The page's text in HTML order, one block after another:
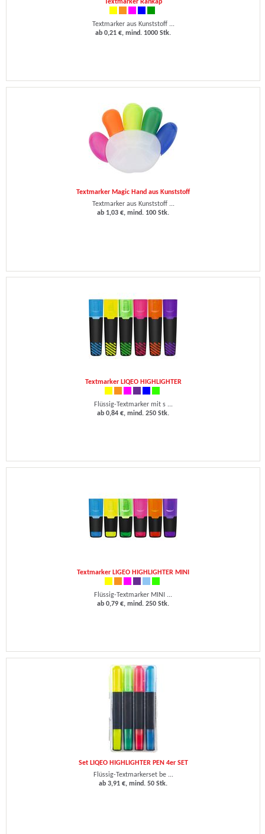
Textmarker Rankap
Textmarker aus Kunststoff ...
ab 0,21 €, mind. 1000 Stk.
Textmarker Magic Hand aus Kunststoff
Textmarker aus Kunststoff ...
ab 1,03 €, mind. 100 Stk.
Textmarker LIQEO HIGHLIGHTER
Flüssig-Textmarker mit s ...
ab 0,84 €, mind. 250 Stk.
Textmarker LIGEO HIGHLIGHTER MINI
Flüssig-Textmarker MINI ...
ab 0,79 €, mind. 250 Stk.
Set LIQEO HIGHLIGHTER PEN 4er SET
Flüssig-Textmarkerset be ...
ab 3,91 €, mind. 50 Stk.